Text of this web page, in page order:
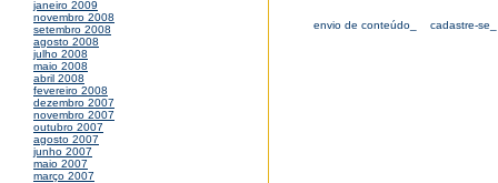
janeiro 2009
novembro 2008
setembro 2008
agosto 2008
julho 2008
maio 2008
abril 2008
fevereiro 2008
dezembro 2007
novembro 2007
outubro 2007
agosto 2007
junho 2007
maio 2007
março 2007
envio de conteúdo_ cadastre-se_